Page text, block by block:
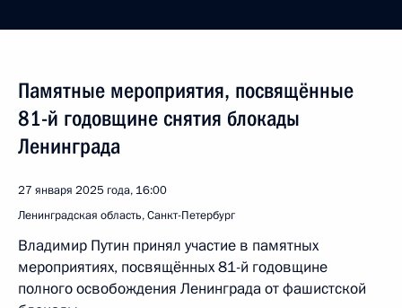
Памятные мероприятия, посвящённые
81-й годовщине снятия блокады
Ленинграда
27 января 2025 года, 16:00
Ленинградская область, Санкт-Петербург
Владимир Путин принял участие в памятных
мероприятиях, посвящённых 81-й годовщине
полного освобождения Ленинграда от фашистской